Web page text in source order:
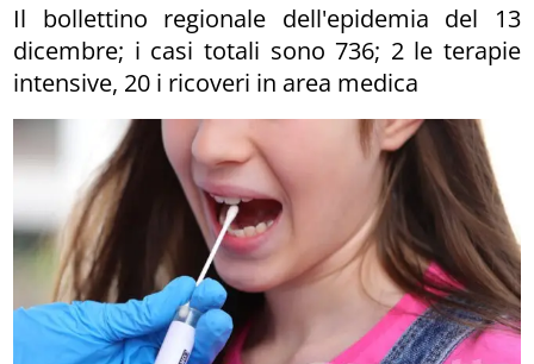
Il bollettino regionale dell'epidemia del 13
dicembre; i casi totali sono 736; 2 le terapie
intensive, 20 i ricoveri in area medica